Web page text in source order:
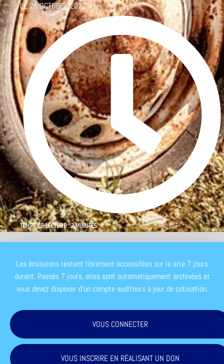
LE25 OCTOBRE 2022
TEMPS DE LECTURE : 2 MINUTES
Les émissions restent librement accessibles sur le site 7 jours
durant. Passés 7 jours, elles sont automatiquement archivées et
vous devez disposer d'un compte auditeurs à jour de cotisation.
VOUS CONNECTER
VOUS INSCRIRE EN RÉALISANT UN DON